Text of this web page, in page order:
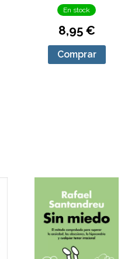
En stock
8,95 €
Comprar